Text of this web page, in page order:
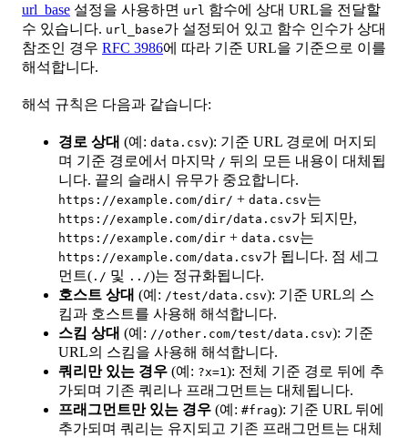
url_base 설정을 사용하면 url 함수에 상대 URL을 전달할
수 있습니다. url_base가 설정되어 있고 함수 인수가 상대
참조인 경우 RFC 3986에 따라 기준 URL을 기준으로 이를
해석합니다.
해석 규칙은 다음과 같습니다:
경로 상대 (예: data.csv): 기준 URL 경로에 머지되
며 기준 경로에서 마지막 / 뒤의 모든 내용이 대체됩
니다. 끝의 슬래시 유무가 중요합니다.
https://example.com/dir/ + data.csv는
https://example.com/dir/data.csv가 되지만,
https://example.com/dir + data.csv는
https://example.com/data.csv가 됩니다. 점 세그
먼트( ./ 및 ../)는 정규화됩니다.
호스트 상대 (예: /test/data.csv): 기준 URL의 스
킴과 호스트를 사용해 해석합니다.
스킴 상대 (예: //other.com/test/data.csv): 기준
URL의 스킴을 사용해 해석합니다.
쿼리만 있는 경우 (예: ?x=1 ): 전체 기준 경로 뒤에 추
가되며 기존 쿼리나 프래그먼트는 대체됩니다.
프래그먼트만 있는 경우 (예: #frag): 기준 URL 뒤에
추가되며 쿼리는 유지되고 기존 프래그먼트는 대체